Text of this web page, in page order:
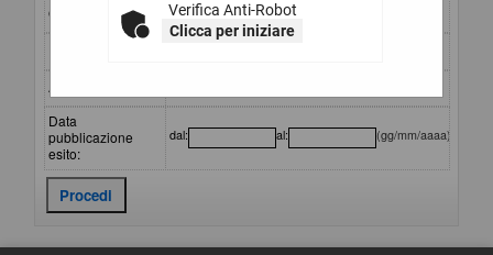
Verifica Anti-Robot
Clicca per iniziare
Oggetto:
Aggiudicatario:
Data
pubblicazione
esito:
dal: al: (gg/mm/aaaa)